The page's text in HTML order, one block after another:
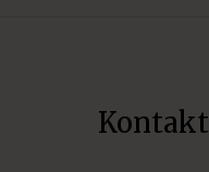
Kontakt